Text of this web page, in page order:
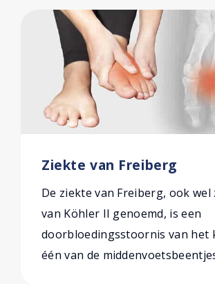
Ziekte van Freiberg
De ziekte van Freiberg, ook wel
van Köhler II genoemd, is een
doorbloedingsstoornis van het
één van de